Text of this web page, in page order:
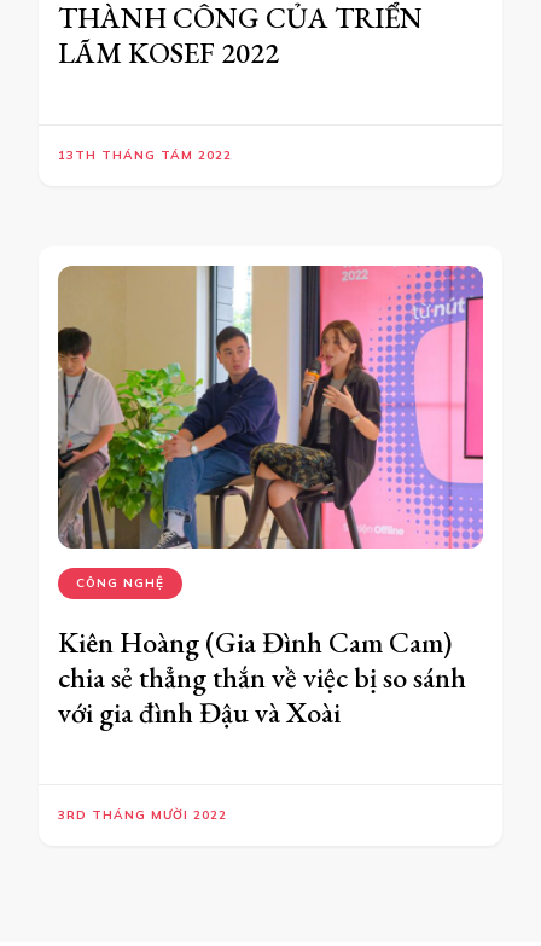
THÀNH CÔNG CỦA TRIỂN
LÃM KOSEF 2022
13TH THÁNG TÁM 2022
CÔNG NGHỆ
Kiên Hoàng (Gia Đình Cam Cam)
chia sẻ thẳng thắn về việc bị so sánh
với gia đình Đậu và Xoài
3RD THÁNG MƯỜI 2022